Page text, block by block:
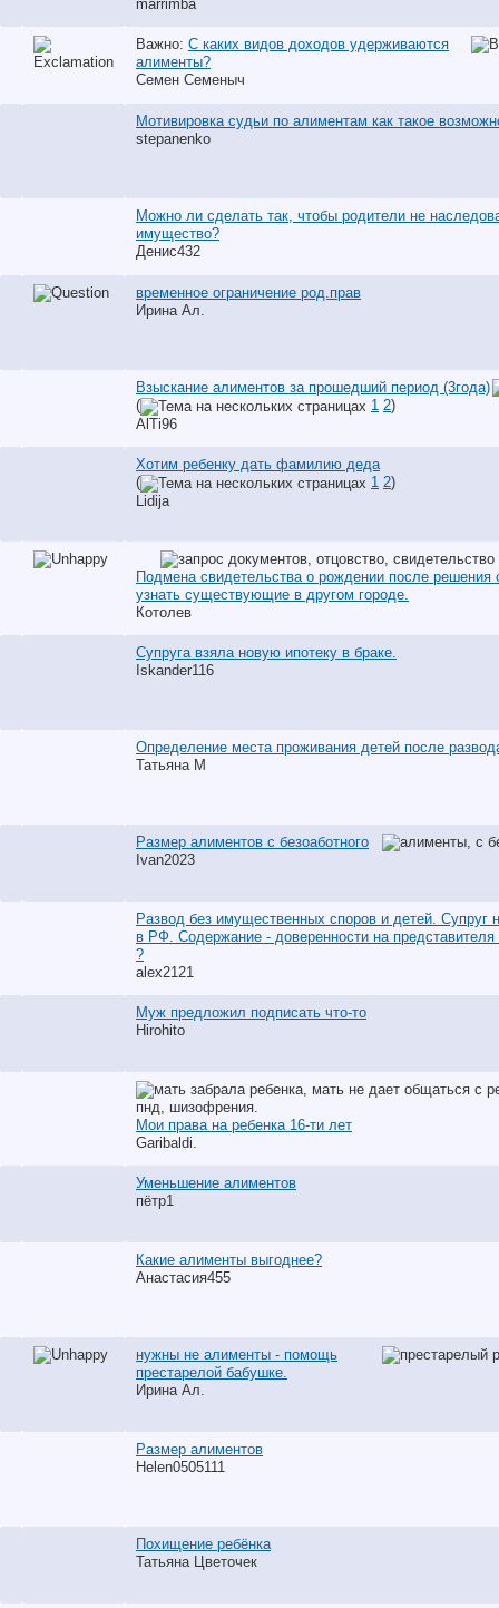
marrimba
Важно: С каких видов доходов удерживаются
алименты?
Семен Семеныч
Мотивировка судьи по алиментам как такое
stepanenko
Можно ли сделать так, чтобы родители не
имущество?
Денис432
временное ограничение род.прав
Ирина Ал.
Взыскание алиментов за прошедший период (3года)
(
1 2)
AlTi96
Хотим ребенку дать фамилию деда
(
1 2)
Lidija
Подмена свидетельства о рождении после решения
узнать существующие в другом городе.
Котолев
Супруга взяла новую ипотеку в браке.
Iskander116
Определение места проживания детей после
Татьяна M
Размер алиментов с безоаботного
Ivan2023
Развод без имущественных споров и детей. Супруг
в РФ. Содержание - доверенности на представителя
?
alex2121
Муж предложил подписать что-то
Hirohito
Мои права на ребенка 16-ти лет
Garibaldi.
Уменьшение алиментов
пётр1
Какие алименты выгоднее?
Анастасия455
нужны не алименты - помощь
престарелой бабушке.
Ирина Ал.
Размер алиментов
Helen0505111
Похищение ребёнка
Татьяна Цветочек